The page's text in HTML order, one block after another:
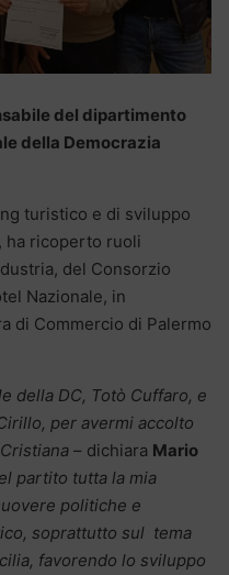
del dipartimento
della Democrazia
turistico e di sviluppo
ha ricoperto ruoli
del Consorzio
Nazionale, in
di Commercio di Palermo
della DC, Totò Cuffaro, e
per avermi accolto
– dichiara Mario
partito tutta la mia
politiche e
soprattutto sul tema
favorendo lo sviluppo